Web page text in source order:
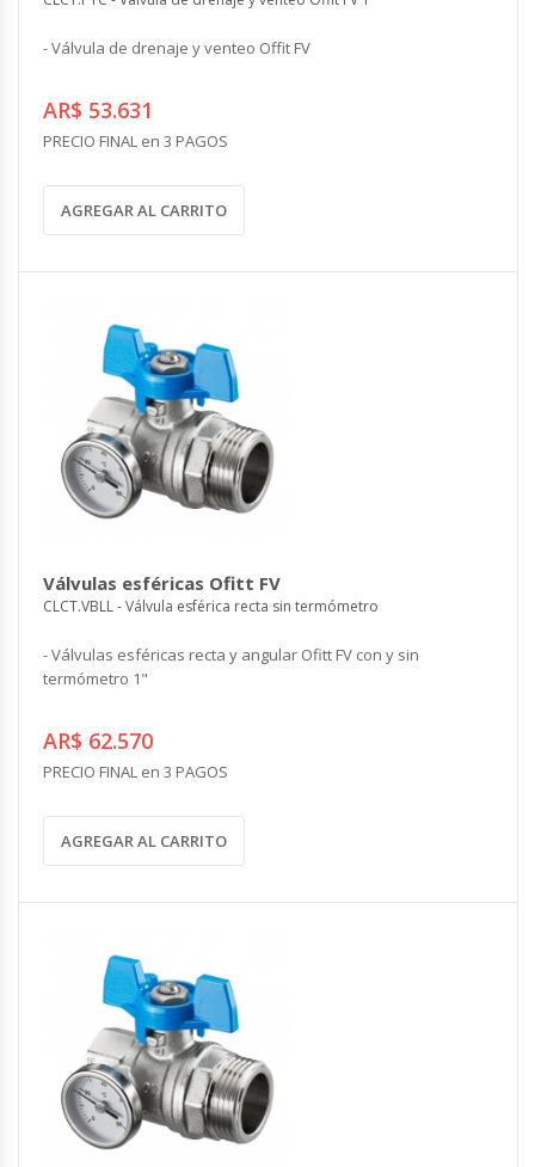
- Válvula de drenaje y venteo Offit FV
AR$ 53.631
PRECIO FINAL en 3 PAGOS
AGREGAR AL CARRITO
Válvulas esféricas Ofitt FV
CLCT.VBLL - Válvula esférica recta sin termómetro
- Válvulas esféricas recta y angular Ofitt FV con y sin
termómetro 1"
AR$ 62.570
PRECIO FINAL en 3 PAGOS
AGREGAR AL CARRITO